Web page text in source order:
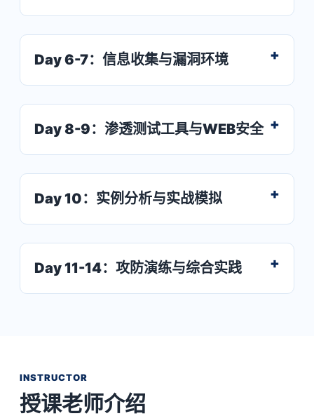
Day 6-7：信息收集与漏洞环境
Day 8-9：渗透测试工具与WEB安全
Day 10：实例分析与实战模拟
Day 11-14：攻防演练与综合实践
INSTRUCTOR
授课老师介绍